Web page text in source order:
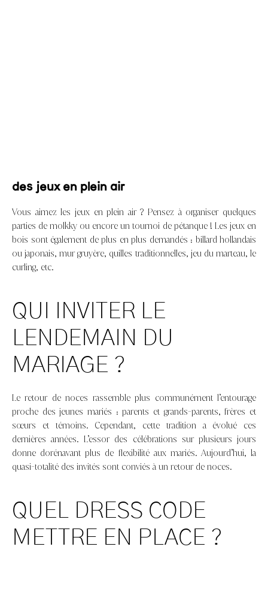
des jeux en plein air
Vous aimez les jeux en plein air ? Pensez à organiser quelques
parties de molkky ou encore un tournoi de pétanque ! Les jeux en
bois sont également de plus en plus demandés : billard hollandais
ou japonais, mur gruyère, quilles traditionnelles, jeu du marteau, le
curling, etc.
QUI INVITER LE
LENDEMAIN DU
MARIAGE ?
Le retour de noces rassemble plus communément l’entourage
proche des jeunes mariés : parents et grands-parents, frères et
sœurs et témoins. Cependant, cette tradition a évolué ces
dernières années. L’essor des célébrations sur plusieurs jours
donne dorénavant plus de flexibilité aux mariés. Aujourd’hui, la
quasi-totalité des invités sont conviés à un retour de noces.
QUEL DRESS CODE
METTRE EN PLACE ?